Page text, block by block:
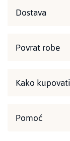
Dostava
Povrat robe
Kako kupovati
Pomoć